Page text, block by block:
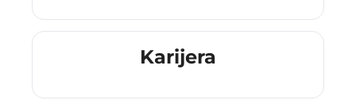
Karijera